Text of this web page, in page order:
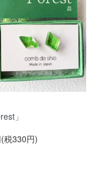
」
税330円)